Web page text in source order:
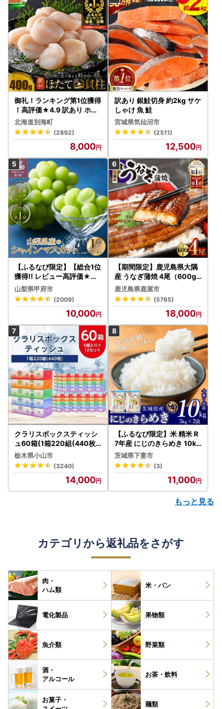
御礼！ランキング第1位獲得
！高評価★4.9 訳あり ホタ
テ 400g（ほたて 帆立 貝柱
冷凍 ）
北海道別海町
(2892)
8,000
訳あり 銀鮭切身 約2kg サケ
しゃけ 魚 鮭
宮城県気仙沼市
(2511)
12,500
【ふるなび限定】【総合1位
獲得!! レビュー高評価★】
〈2026年度配送分〉山梨
県産 シャインマスカット 2
～3房（1.0kg以上）シャイ
ン フルーツ FN-Limited-S
P
山梨県甲府市
(2009)
10,000
【期間限定】鹿児島県大隅
産 うなぎ蒲焼 4尾（600g
） KN007-004-04-cp18
うなぎ 鰻 魚 惣菜 総菜
鹿児島県鹿屋市
(5765)
18,000
クラリスボックスティッシ
ュ60箱(1箱220組(440枚))
(5個入り×12セット)【配送
不可地域：離島・沖縄県】
【1256759】
栃木県小山市
(3240)
14,000
【ふるなび限定】米 精米 R
7年産 にじのきらめき 10kg
10月 FN-Limited-PR
茨城県下妻市
(3)
11,000
もっと見る
カテゴリから返礼品をさがす
肉・
ハム類
米・パン
電化製品 果物類
魚介類 野菜類
酒・
アルコール
お茶・ 飲料
お菓子・
麺類